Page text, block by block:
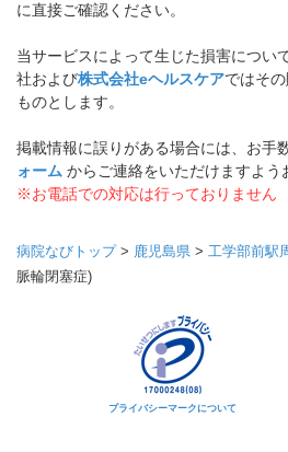
に直接ご確認ください。
当サービスによって生じた損害につい
社および株式会社eヘルスケアではそ
ものとします。
掲載情報に誤りがある場合には、お手
ォーム からご連絡をいただけますよう
※お電話での対応は行っておりません
病院なびトップ> 鹿児島県 > 工学部前駅
脈輪閉塞症)
プライバシーマークについて